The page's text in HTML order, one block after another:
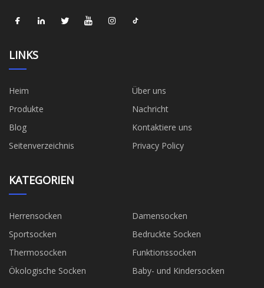
LINKS
Heim
Über uns
Produkte
Nachricht
Blog
Kontaktiere uns
Seitenverzeichnis
Privacy Policy
KATEGORIEN
Herrensocken
Damensocken
Sportsocken
Bedruckte Socken
Thermosocken
Funktionssocken
Ökologische Socken
Baby- und Kindersocken